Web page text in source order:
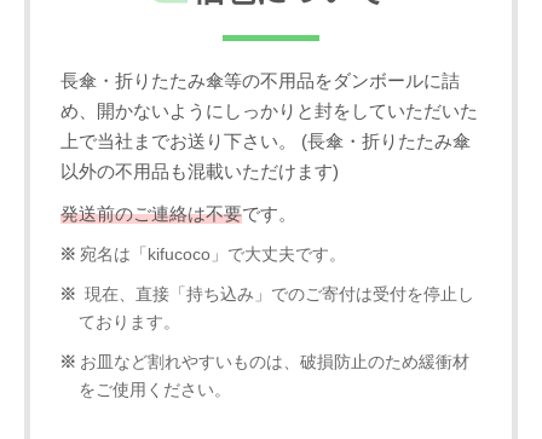
長傘・折りたたみ傘等の不用品をダンボールに詰
め、開かないようにしっかりと封をしていただいた
上で当社までお送り下さい。 (長傘・折りたたみ傘
以外の不用品も混載いただけます)
発送前のご連絡は不要です。
宛名は「kifucoco」で大丈夫です。
現在、直接「持ち込み」でのご寄付は受付を停止し
ております。
お皿など割れやすいものは、破損防止のため緩衝材
をご使用ください。